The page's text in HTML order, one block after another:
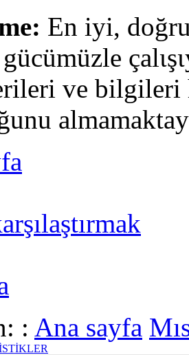
En iyi,
ve bilgileri
: Ana sayfa